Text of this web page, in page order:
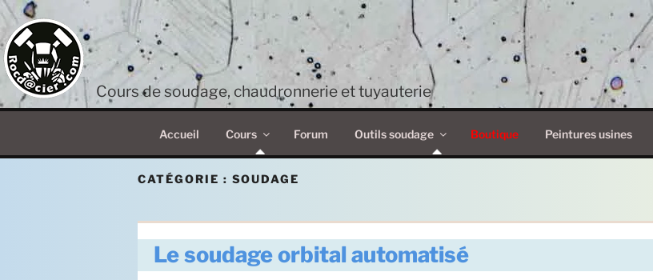
Aller
au
contenu
principal
Cours de soudage, chaudronnerie et tuyauterie
Accueil Cours Forum Outils soudage Boutique Peintures usines
CATÉGORIE : SOUDAGE
Le soudage orbital automatisé